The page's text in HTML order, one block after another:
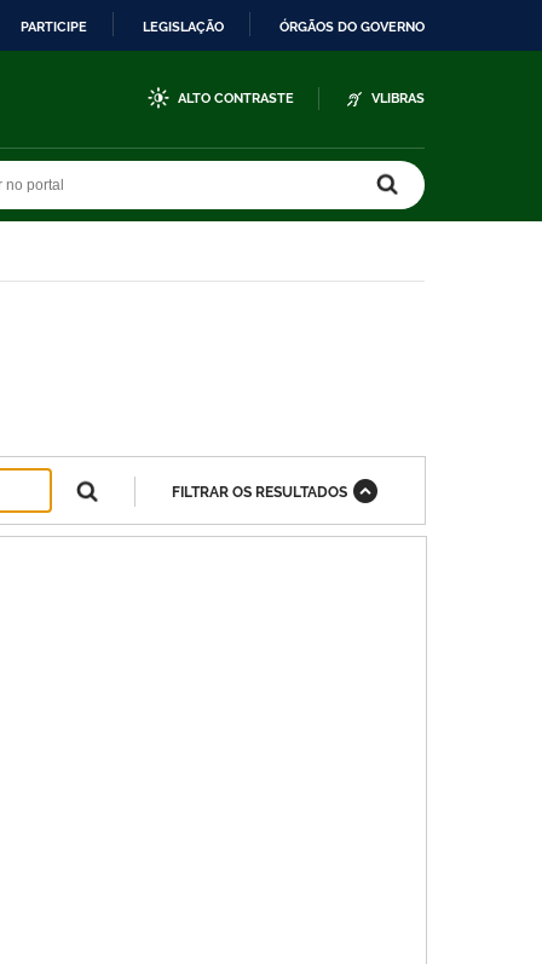
PARTICIPE LEGISLAÇÃO ÓRGÃOS DO GOVERNO
ALTO CONTRASTE VLIBRAS
FILTRAR OS RESULTADOS